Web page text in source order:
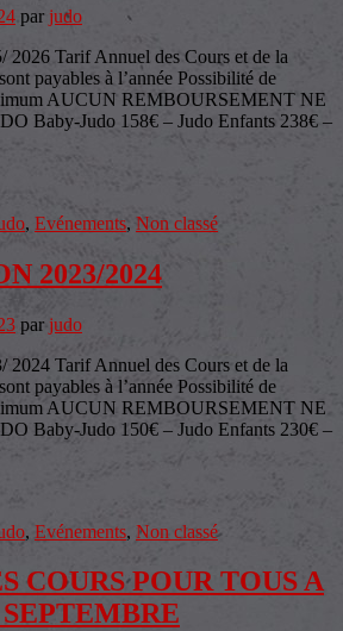
par judo
Tarif Annuel des Cours et de la
payables à l’année Possibilité de
AUCUN REMBOURSEMENT NE
Baby-Judo 158€ – Judo Enfants 238€ –
, Evénements, Non classé
2023/2024
par judo
Tarif Annuel des Cours et de la
payables à l’année Possibilité de
AUCUN REMBOURSEMENT NE
Baby-Judo 150€ – Judo Enfants 230€ –
, Evénements, Non classé
COURS POUR TOUS A